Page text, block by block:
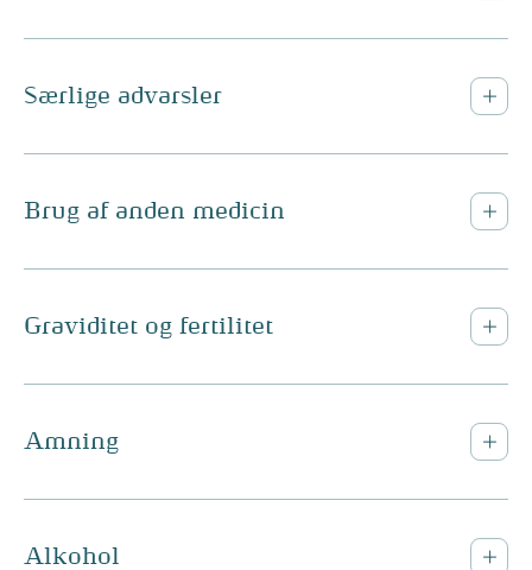
Særlige advarsler
Brug af anden medicin
Graviditet og fertilitet
Amning
Alkohol